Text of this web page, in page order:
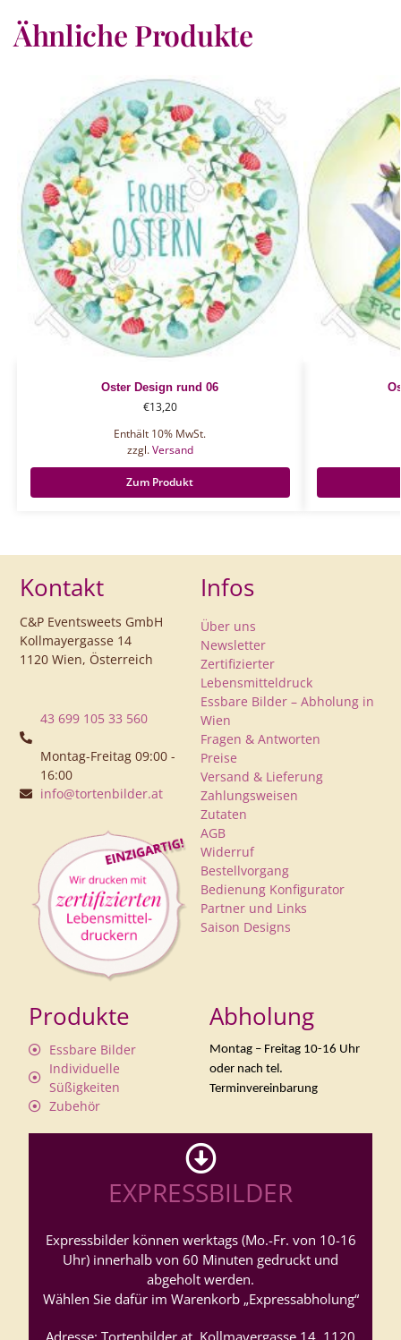
Ähnliche Produkte
Oster Design rund 06
€13,20
Enthält 10% MwSt.
zzgl.Versand
Zum Produkt
Kontakt
C&P Eventsweets GmbH
Kollmayergasse 14
1120 Wien, Österreich
43 699 105 33 560
Montag-Freitag 09:00 -
16:00
info@tortenbilder.at
Infos
Über uns
Newsletter
Zertifizierter
Lebensmitteldruck
Essbare Bilder – Abholung in
Wien
Fragen & Antworten
Preise
Versand & Lieferung
Zahlungsweisen
Zutaten
AGB
Widerruf
Bestellvorgang
Bedienung Konfigurator
Partner und Links
Saison Designs
Produkte
Essbare Bilder
Individuelle
Süßigkeiten
Zubehör
Abholung
Montag – Freitag 10-16 Uhr
oder nach tel.
Terminvereinbarung
EXPRESSBILDER
Expressbilder können werktags (Mo.-Fr. von 10-16
Uhr) innerhalb von 60 Minuten gedruckt und
abgeholt werden.
Wählen Sie dafür im Warenkorb „Expressabholung“
Adresse: Tortenbilder.at, Kollmayergasse 14, 1120